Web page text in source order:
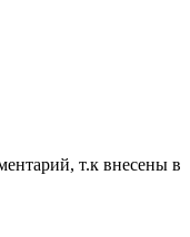
т.к внесены в